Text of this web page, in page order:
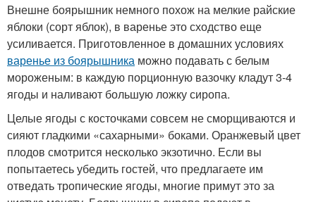
Внешне боярышник немного похож на мелкие райские
яблоки (сорт яблок), в варенье это сходство еще
усиливается. Приготовленное в домашних условиях
варенье из боярышника можно подавать с белым
мороженым: в каждую порционную вазочку кладут 3-4
ягоды и наливают большую ложку сиропа.
Целые ягоды с косточками совсем не сморщиваются и
сияют гладкими «сахарными» боками. Оранжевый цвет
плодов смотрится несколько экзотично. Если вы
попытаетесь убедить гостей, что предлагаете им
отведать тропические ягоды, многие примут это за